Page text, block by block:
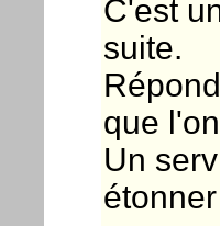
C'est
suite.
que
Un